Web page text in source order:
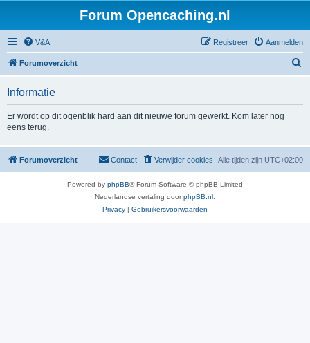
Forum Opencaching.nl
V&A Aanmelden
Registreer
Forumoverzicht
Informatie
Er wordt op dit ogenblik hard aan dit nieuwe forum gewerkt. Kom later nog
eens terug.
Forumoverzicht Alle tijden zijn UTC+02:00
Verwijder cookies
Contact
Powered by phpBB® Forum Software © phpBB Limited
Nederlandse vertaling doorphpBB.nl
Privacy | Gebruikersvoorwaarden